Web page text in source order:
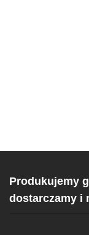
Produkujemy
dostarczamy i